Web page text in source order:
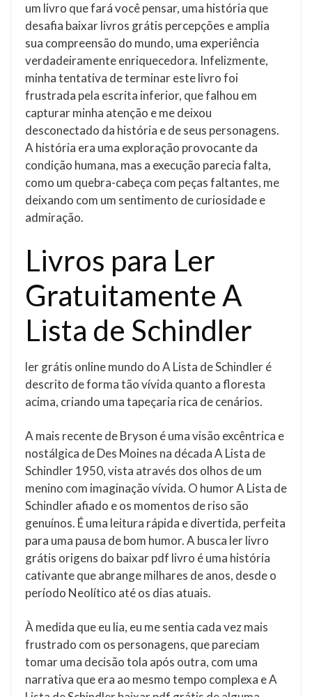
um livro que fará você pensar, uma história que
desafia baixar livros grátis percepções e amplia
sua compreensão do mundo, uma experiência
verdadeiramente enriquecedora. Infelizmente,
minha tentativa de terminar este livro foi
frustrada pela escrita inferior, que falhou em
capturar minha atenção e me deixou
desconectado da história e de seus personagens.
A história era uma exploração provocante da
condição humana, mas a execução parecia falta,
como um quebra-cabeça com peças faltantes, me
deixando com um sentimento de curiosidade e
admiração.
Livros para Ler
Gratuitamente A
Lista de Schindler
ler grátis online mundo do A Lista de Schindler é
descrito de forma tão vívida quanto a floresta
acima, criando uma tapeçaria rica de cenários.
A mais recente de Bryson é uma visão excêntrica e
nostálgica de Des Moines na década A Lista de
Schindler 1950, vista através dos olhos de um
menino com imaginação vívida. O humor A Lista de
Schindler afiado e os momentos de riso são
genuínos. É uma leitura rápida e divertida, perfeita
para uma pausa de bom humor. A busca ler livro
grátis origens do baixar pdf livro é uma história
cativante que abrange milhares de anos, desde o
período Neolítico até os dias atuais.
À medida que eu lia, eu me sentia cada vez mais
frustrado com os personagens, que pareciam
tomar uma decisão tola após outra, com uma
narrativa que era ao mesmo tempo complexa e A